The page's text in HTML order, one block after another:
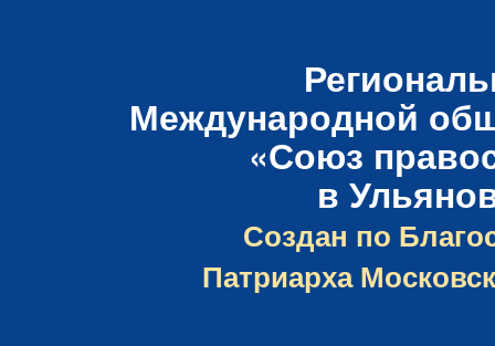
Международной
«Союз
в
Создан по
Патриарха